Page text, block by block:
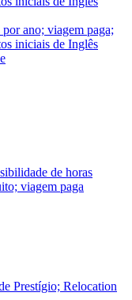
ano; viagem paga;
iniciais de Inglês
de horas
viagem paga
Prestígio; Relocation